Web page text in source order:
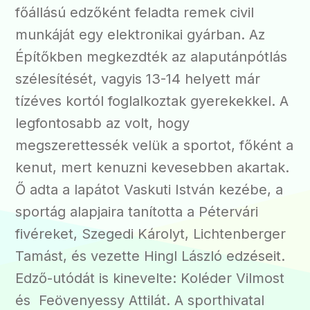
főállású edzőként feladta remek civil
munkáját egy elektronikai gyárban. Az
Építőkben megkezdték az alaputánpótlás
szélesítését, vagyis 13-14 helyett már
tízéves kortól foglalkoztak gyerekekkel. A
legfontosabb az volt, hogy
megszerettessék velük a sportot, főként a
kenut, mert kenuzni kevesebben akartak.
Ő adta a lapátot Vaskuti István kezébe, a
sportág alapjaira tanította a Pétervári
fivéreket, Szegedi Károlyt, Lichtenberger
Tamást, és vezette Hingl László edzéseit.
Edző-utódát is kinevelte: Koléder Vilmost
és Feövenyessy Attilát. A sporthivatal